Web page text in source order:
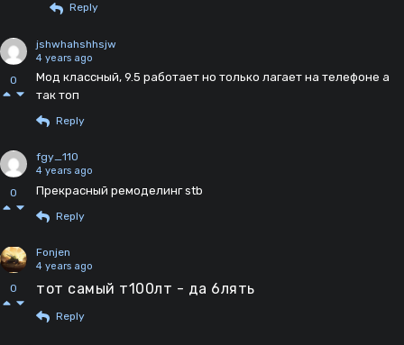
Reply
0
jshwhahshhsjw
4 years ago
Мод классный, 9.5 работает но только лагает на телефоне а
так топ
Reply
0
fgy_110
4 years ago
Прекрасный ремоделинг stb
Reply
0
Fonjen
4 years ago
тот самый т100лт - да 6лять
Reply